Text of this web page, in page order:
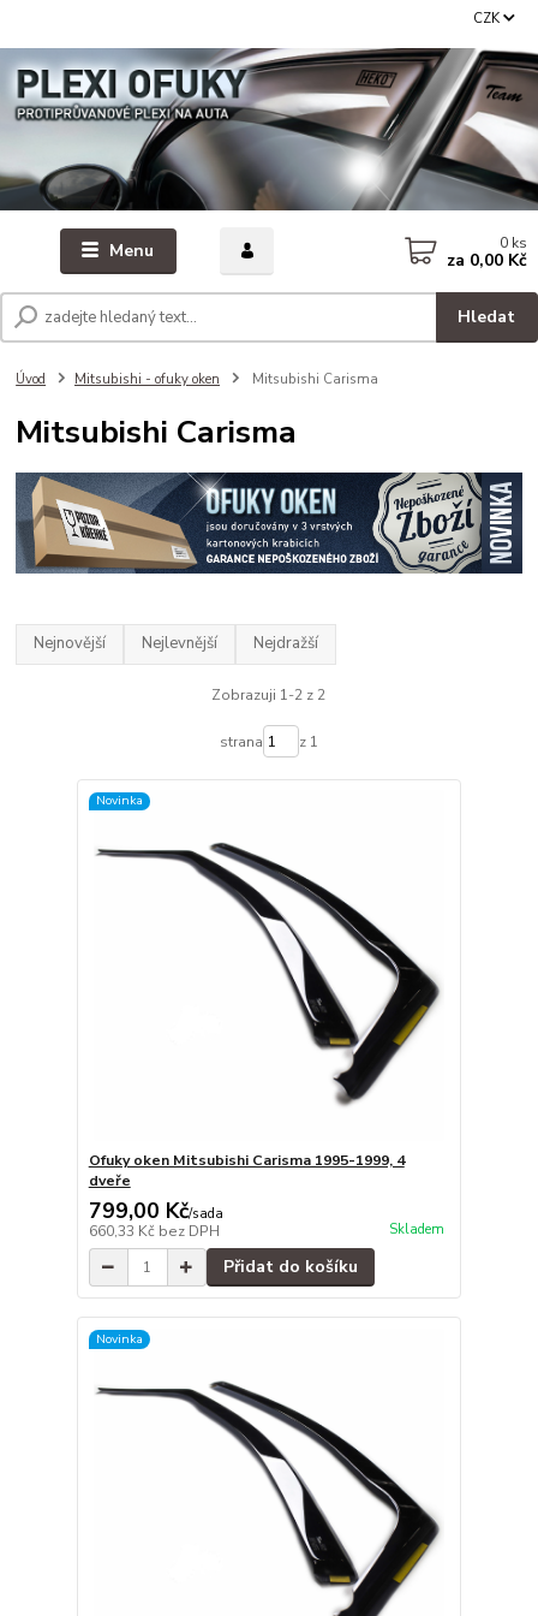
Menu
CZK
Hledat
0 ks
za 0,00 Kč
Úvod Mitsubishi - ofuky oken Mitsubishi Carisma
Mitsubishi Carisma
Nejnovější Nejlevnější Nejdražší
Zobrazuji 1-2 z 2
strana z 1
Novinka
Ofuky oken Mitsubishi Carisma 1995-1999, 4
dveře
799,00 Kč/sada
660,33 Kč bez DPH Skladem
Přidat do košíku
Novinka